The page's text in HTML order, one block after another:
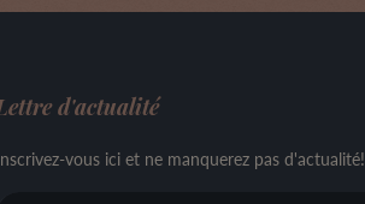
d'actualité
vous ici et ne manquerez pas d'actualité!